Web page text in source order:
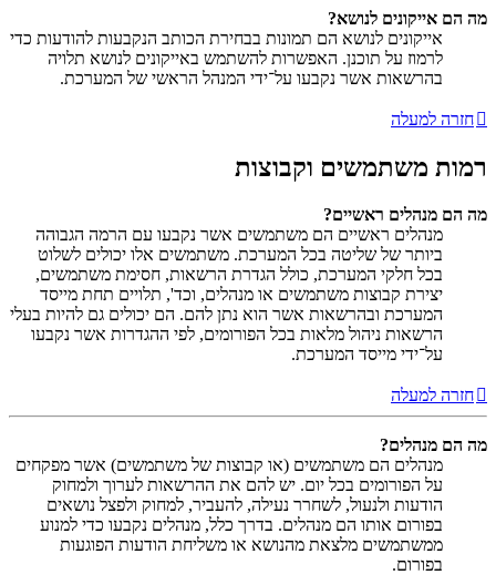
מה הם אייקונים לנושא?
אייקונים לנושא הם תמונות בבחירת הכותב הנקבעות להודעות כדי
לרמוז על תוכנן. האפשרות להשתמש באייקונים לנושא תלויה
בהרשאות אשר נקבעו על־ידי המנהל הראשי של המערכת.
חזרה למעלה
רמות משתמשים וקבוצות
מה הם מנהלים ראשיים?
מנהלים ראשיים הם משתמשים אשר נקבעו עם הרמה הגבוהה
ביותר של שליטה בכל המערכת. משתמשים אלו יכולים לשלוט
בכל חלקי המערכת, כולל הגדרת הרשאות, חסימת משתמשים,
יצירת קבוצות משתמשים או מנהלים, וכד', תלויים תחת מייסד
המערכת ובהרשאות אשר הוא נתן להם. הם יכולים גם להיות בעלי
הרשאות ניהול מלאות בכל הפורומים, לפי ההגדרות אשר נקבעו
על־ידי מייסד המערכת.
חזרה למעלה
מה הם מנהלים?
מנהלים הם משתמשים (או קבוצות של משתמשים) אשר מפקחים
על הפורומים בכל יום. יש להם את ההרשאות לערוך ולמחוק
הודעות ולנעול, לשחרר נעילה, להעביר, למחוק ולפצל נושאים
בפורום אותו הם מנהלים. בדרך כלל, מנהלים נקבעו כדי למנוע
ממשתמשים מלצאת מהנושא או משליחת הודעות הפוגעות
בפורום.